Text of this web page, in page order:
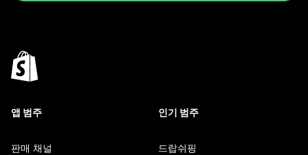
앱 범주
판매 채널
인기 범주
드랍쉬핑